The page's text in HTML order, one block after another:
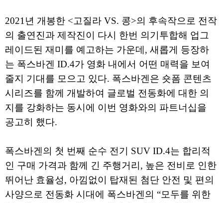
2021년 개봉한 <고질라 VS. 콩>의 후속작으로 전작
의 출연진과 제작진이 다시 한번 의기투합해 업그
레이드된 재미를 예고하는 가운데, 새롭게 등장하
는 폭스바겐 ID.4가 영화 내에서 어떤 매력을 보여
줄지 기대를 모으고 있다. 폭스바겐은 숏폼 콘텐츠
시리즈를 함께 개발하여 글로벌 전동화에 대한 의
지를 강화하는 동시에 이번 영화와의 파트너십을
공고히 했다.
폭스바겐의 첫 번째 순수 전기 SUV ID.4는 합리적
인 구매 가격과 함께 긴 주행거리, 높은 전비로 인한
뛰어난 효율성, 아낌없이 탑재된 첨단 안전 및 편의
사양으로 전동화 시대에 폭스바겐의 “모두를 위한